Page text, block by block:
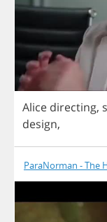
Alice directing,
design,
ParaNorman - The